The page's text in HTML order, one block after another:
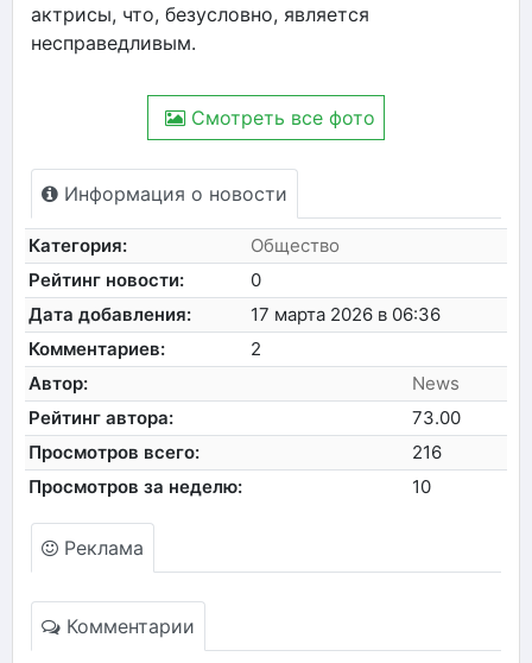
актрисы, что, безусловно, является
несправедливым.
Смотреть все фото
Информация о новости
Категория:
Общество
Рейтинг новости:
0
Дата добавления:
17 марта 2026 в 06:36
Комментариев:
2
Автор:
News
Рейтинг автора:
73.00
Просмотров всего:
216
Просмотров за неделю:
10
Реклама
Комментарии